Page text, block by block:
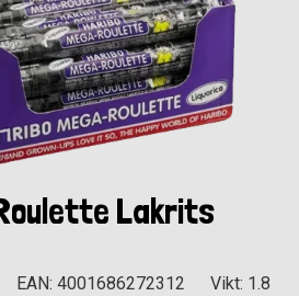
Lakrits
EAN: 4001686272312
Vikt: 1.8